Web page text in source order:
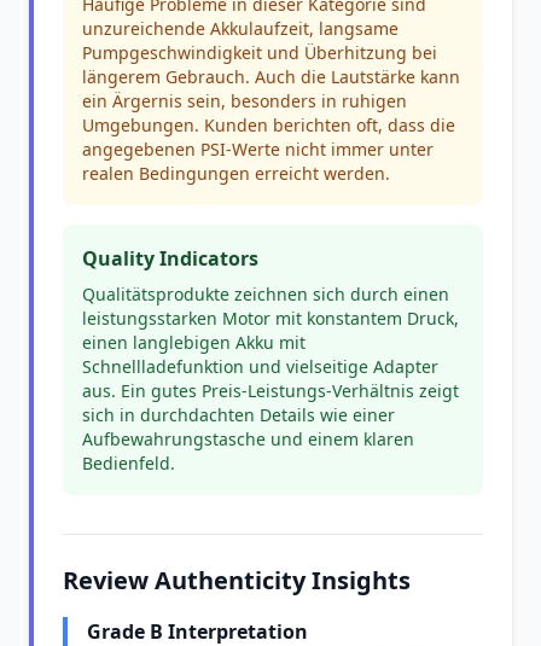
unzureichende Akkulaufzeit, langsame
Pumpgeschwindigkeit und Überhitzung bei
längerem Gebrauch. Auch die Lautstärke kann
ein Ärgernis sein, besonders in ruhigen
Umgebungen. Kunden berichten oft, dass die
angegebenen PSI-Werte nicht immer unter
realen Bedingungen erreicht werden.
Quality Indicators
Qualitätsprodukte zeichnen sich durch einen
leistungsstarken Motor mit konstantem Druck,
einen langlebigen Akku mit
Schnellladefunktion und vielseitige Adapter
aus. Ein gutes Preis-Leistungs-Verhältnis zeigt
sich in durchdachten Details wie einer
Aufbewahrungstasche und einem klaren
Bedienfeld.
Review Authenticity Insights
Grade B Interpretation